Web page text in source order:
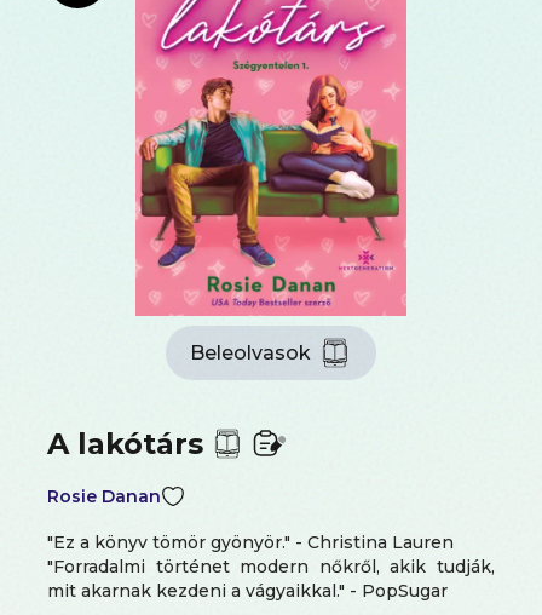
Beleolvasok
A lakótárs
Rosie Danan
"Ez a könyv tömör gyönyör." - Christina Lauren
"Forradalmi történet modern nőkről, akik tudják,
mit akarnak kezdeni a vágyaikkal." - PopSugar